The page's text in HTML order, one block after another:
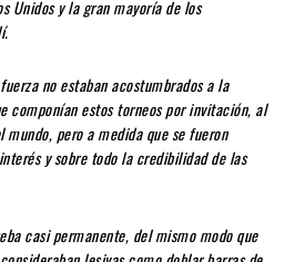
Unidos y la gran mayoría de los
no estaban acostumbrados a la
componían estos torneos por invitación, al
pero a medida que se fueron
y sobre todo la credibilidad de las
casi permanente, del mismo modo que